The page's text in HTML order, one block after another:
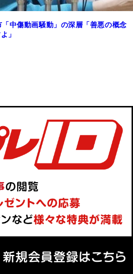
中傷動画騒動」の深層「善悪の概念
」